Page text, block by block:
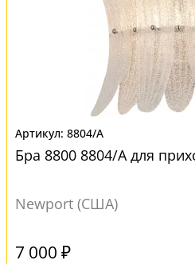
8804/A
Бра 8800 8804/A для
Newport (США)
7 000 ₽